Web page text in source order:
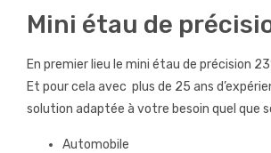
Mini étau de
En premier lieu le mini étau de précision
Et pour cela avec plus de 25 ans
solution adaptée à votre besoin quel que
Automobile